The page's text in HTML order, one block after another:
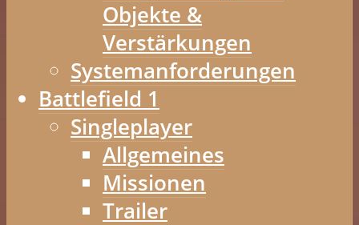
Objekte &
Verstärkungen
Systemanforderungen
Battlefield 1
Singleplayer
Allgemeines
Missionen
Trailer